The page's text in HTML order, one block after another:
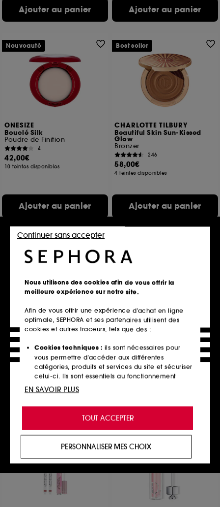
Ajouter au panier Ajouter au panier
ONESIZE
Bouclé Silk
Poudre de Finition
4
42,00€
10 teintes disponibles
Ajouter au panier
Nouveauté
CHARLOTTE TILBURY
Beautiful Skin Sun-Kissed
Glow
Bronzer
246
58,00€
4 teintes disponibles
Ajouter au panier
Best seller
SEPHORA COLLECTION
ABOUT THAT SHINE
530
13,99€
20 teintes disponibles
SEPHORA COLLECTION
BRONZER SHIMMER
317
16,99€
3 teintes disponibles
Nous utilisons des cookies afin de vous offrir la
meilleure expérience sur notre site.
Afin de vous offrir une expérience d’achat en ligne
optimale, SEPHORA et ses partenaires utilisent des
cookies et autres traceurs, tels que des :
Cookies techniques : ils sont nécessaires pour
vous permettre d’accéder aux différentes
catégories, produits et services du site et sécuriser
celui-ci. Ils sont essentiels au fonctionnement
technique du site et ne peuvent être désactivés.
de vous offrir une expérience enrichie et
personnalisée en vous recommandant des
produits, des services et des contenus qui
proposer des offres promotionnelles adaptées à
votre profil.
Cookies réseaux sociaux et publicité :
utilisés pour vous présenter du contenu susceptible
de vous plaire via des publicités, y compris sur des
TOUT ACCEPTER
Continuer sans accepter
PERSONNALISER MES CHOIX
EN SAVOIR PLUS